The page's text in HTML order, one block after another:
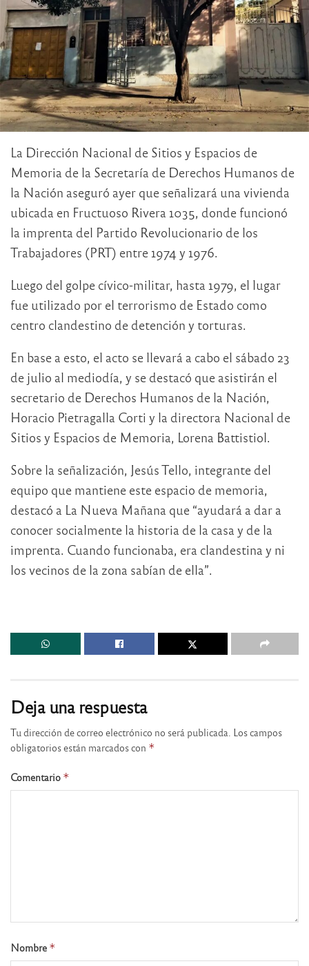
La Dirección Nacional de Sitios y Espacios de
Memoria de la Secretaría de Derechos Humanos de
la Nación aseguró ayer que señalizará una vivienda
ubicada en Fructuoso Rivera 1035, donde funcionó
la imprenta del Partido Revolucionario de los
Trabajadores (PRT) entre 1974 y 1976.
Luego del golpe cívico-militar, hasta 1979, el lugar
fue utilizado por el terrorismo de Estado como
centro clandestino de detención y torturas.
En base a esto, el acto se llevará a cabo el sábado 23
de julio al mediodía, y se destacó que asistirán el
secretario de Derechos Humanos de la Nación,
Horacio Pietragalla Corti y la directora Nacional de
Sitios y Espacios de Memoria, Lorena Battistiol.
Sobre la señalización, Jesús Tello, integrante del
equipo que mantiene este espacio de memoria,
destacó a La Nueva Mañana que “ayudará a dar a
conocer socialmente la historia de la casa y de la
imprenta. Cuando funcionaba, era clandestina y ni
los vecinos de la zona sabían de ella”.
Deja una respuesta
Tu dirección de correo electrónico no será publicada. Los campos
obligatorios están marcados con *
Comentario *
Nombre *